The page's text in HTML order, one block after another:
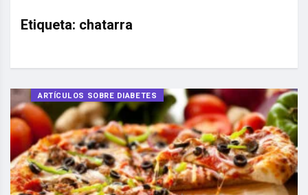
Etiqueta: chatarra
ARTÍCULOS SOBRE DIABETES